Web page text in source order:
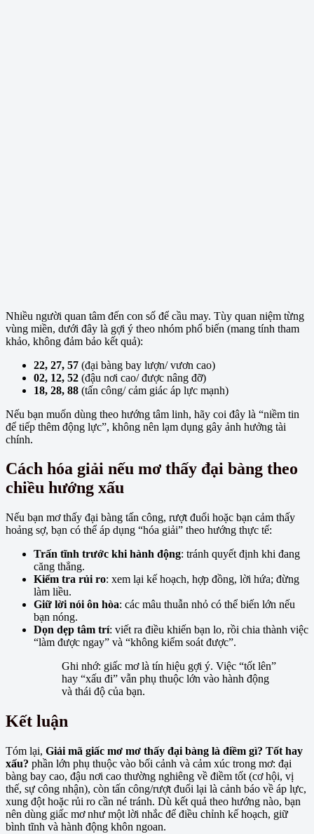
Nhiều người quan tâm đến con số để cầu may. Tùy quan niệm từng
vùng miền, dưới đây là gợi ý theo nhóm phổ biến (mang tính tham
khảo, không đảm bảo kết quả):
22, 27, 57 (đại bàng bay lượn/ vươn cao)
02, 12, 52 (đậu nơi cao/ được nâng đỡ)
18, 28, 88 (tấn công/ cảm giác áp lực mạnh)
Nếu bạn muốn dùng theo hướng tâm linh, hãy coi đây là “niềm tin
để tiếp thêm động lực”, không nên lạm dụng gây ảnh hưởng tài
chính.
Cách hóa giải nếu mơ thấy đại bàng theo
chiều hướng xấu
Nếu bạn mơ thấy đại bàng tấn công, rượt đuổi hoặc bạn cảm thấy
hoảng sợ, bạn có thể áp dụng “hóa giải” theo hướng thực tế:
Trấn tĩnh trước khi hành động: tránh quyết định khi đang
căng thẳng.
Kiểm tra rủi ro: xem lại kế hoạch, hợp đồng, lời hứa; đừng
làm liều.
Giữ lời nói ôn hòa: các mâu thuẫn nhỏ có thể biến lớn nếu
bạn nóng.
Dọn dẹp tâm trí: viết ra điều khiến bạn lo, rồi chia thành việc
“làm được ngay” và “không kiểm soát được”.
Ghi nhớ: giấc mơ là tín hiệu gợi ý. Việc “tốt lên”
hay “xấu đi” vẫn phụ thuộc lớn vào hành động
và thái độ của bạn.
Kết luận
Tóm lại, Giải mã giấc mơ mơ thấy đại bàng là điềm gì? Tốt hay
xấu? phần lớn phụ thuộc vào bối cảnh và cảm xúc trong mơ: đại
bàng bay cao, đậu nơi cao thường nghiêng về điềm tốt (cơ hội, vị
thế, sự công nhận), còn tấn công/rượt đuổi lại là cảnh báo về áp lực,
xung đột hoặc rủi ro cần né tránh. Dù kết quả theo hướng nào, bạn
nên dùng giấc mơ như một lời nhắc để điều chỉnh kế hoạch, giữ
bình tĩnh và hành động khôn ngoan.